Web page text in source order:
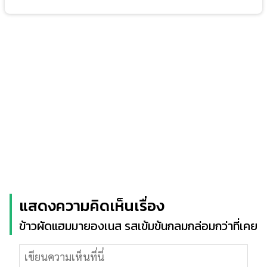
แสดงความคิดเห็นเรื่อง
ข้าวผัดแฮมมายองเนส รสเข้มข้นกลมกล่อมกว่าที่เคย